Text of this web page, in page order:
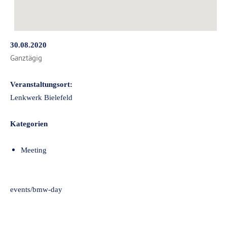
30.08.2020
Ganztägig
Veranstaltungsort:
Lenkwerk Bielefeld
Kategorien
Meeting
events/bmw-day